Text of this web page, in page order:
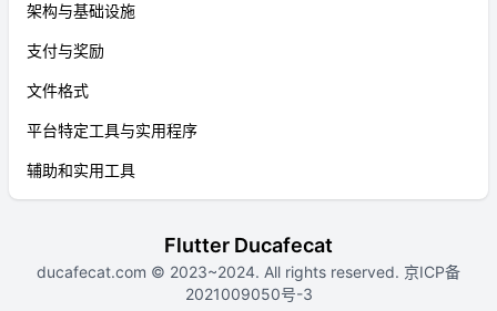
架构与基础设施
支付与奖励
文件格式
平台特定工具与实用程序
辅助和实用工具
Flutter Ducafecat
ducafecat.com © 2023~2024. All rights reserved. 京ICP备
2021009050号-3